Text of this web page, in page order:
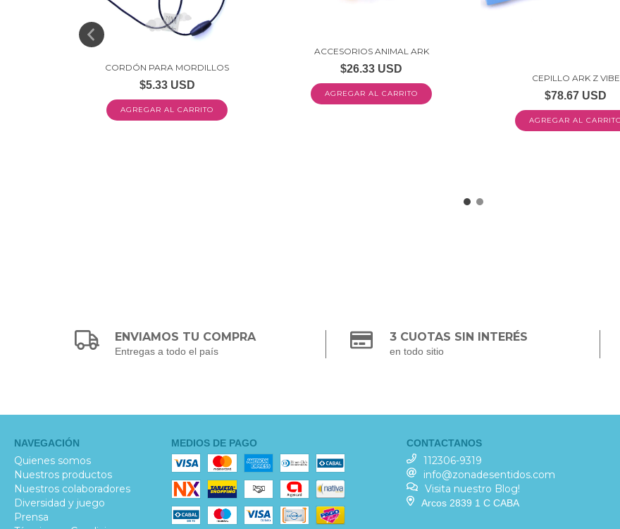
CORDÓN PARA MORDILLOS
$5.33 USD
ACCESORIOS ANIMAL ARK
$26.33 USD
AGREGAR AL CARRITO
CEPILLO ARK Z VIBE
$78.67 USD
ENVIAMOS TU COMPRA
Entregas a todo el país
3 CUOTAS SIN INTERÉS
en todo sitio
NAVEGACIÓN
Quienes somos
Nuestros productos
Nuestros colaboradores
Diversidad y juego
Prensa
MEDIOS DE PAGO CONTACTANOS
112306-9319
info@zonadesentidos.com
Visita nuestro Blog!
Arcos 2839 1 C CABA